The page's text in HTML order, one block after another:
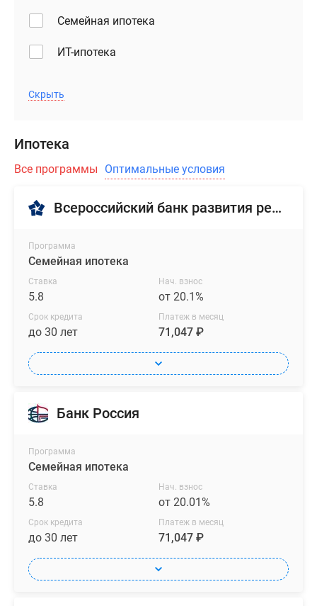
Семейная ипотека
ИТ-ипотека
Скрыть
Ипотека
Все программы Оптимальные условия
Всероссийский банк развития регионов
Программа
Семейная ипотека
Ставка
5.8
Нач. взнос
от 20.1%
Срок кредита
до 30 лет
Платеж в месяц
71,047 ₽
Банк Россия
Программа
Семейная ипотека
Ставка
5.8
Нач. взнос
от 20.01%
Срок кредита
до 30 лет
Платеж в месяц
71,047 ₽